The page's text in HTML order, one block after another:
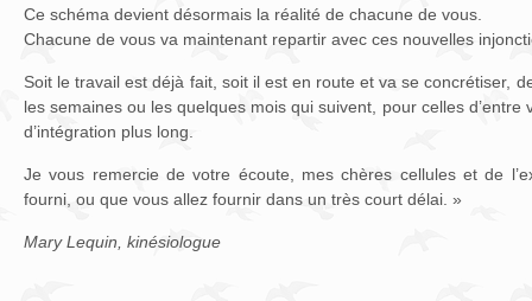
Ce schéma devient désormais la réalité de chacune de vous.
Chacune de vous va maintenant repartir avec ces nouvelles
Soit le travail est déjà fait, soit il est en route et va se concrétiser,
les semaines ou les quelques mois qui suivent, pour celles d’entre
d’intégration plus long.
Je vous remercie de votre écoute, mes chères cellules et de
fourni, ou que vous allez fournir dans un très court délai. »
Mary Lequin, kinésiologue